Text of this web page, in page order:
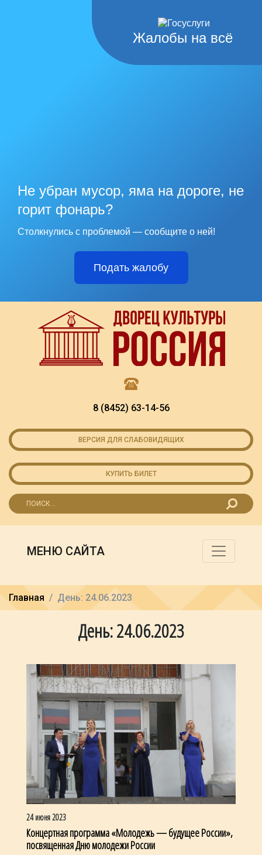
Жалобы на всё
Не убран мусор, яма на дороге, не
горит фонарь?
Столкнулись с проблемой — сообщите о ней!
Подать жалобу
8 (8452) 63-14-56
ВЕРСИЯ ДЛЯ СЛАБОВИДЯЩИХ
КУПИТЬ БИЛЕТ
МЕНЮ САЙТА
Главная День: 24.06.2023
День: 24.06.2023
24 июня 2023
Концертная программа «Молодежь — будущее России»,
посвященная Дню молодежи России